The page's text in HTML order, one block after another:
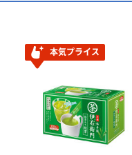
本気プライス